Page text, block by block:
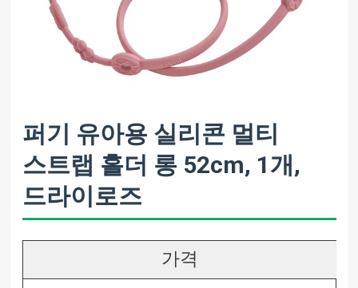
퍼기 유아용 실리콘 멀티
스트랩 홀더 롱 52cm, 1개,
드라이로즈
가격